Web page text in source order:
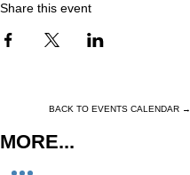
Share this event
BACK TO EVENTS CALENDAR →
MORE...